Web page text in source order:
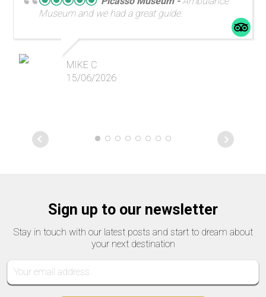
Museum and we had a great guide.
MIKE C
15/06/2026
Sign up to our newsletter
Stay in touch with our latest posts and start to dream about
your next destination